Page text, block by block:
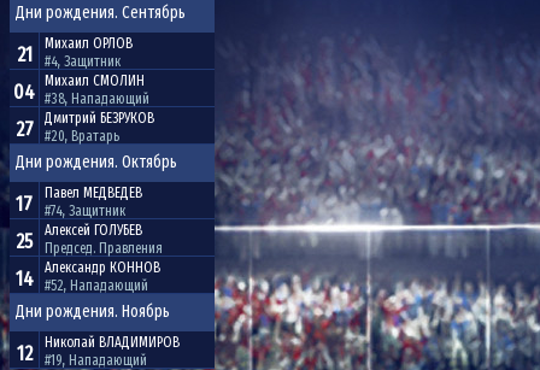
Дни рождения. Сентябрь
21 Михаил ОРЛОВ
#4, Защитник
04 Михаил СМОЛИН
#38, Нападающий
27 Дмитрий БЕЗРУКОВ
#20, Вратарь
Дни рождения. Октябрь
17 Павел МЕДВЕДЕВ
#74, Защитник
25 Алексей ГОЛУБЕВ
Председ. Правления
14 Александр КОННОВ
#52, Нападающий
Дни рождения. Ноябрь
12 Николай ВЛАДИМИРОВ
#19, Нападающий